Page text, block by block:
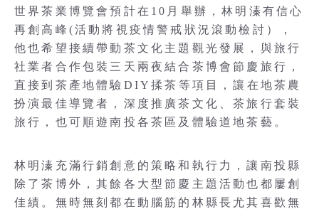
世界茶業博覽會預計在10月舉辦，林明溱有信心
再創高峰(活動將視疫情警戒狀況滾動檢討），
他也希望接續帶動茶文化主題觀光發展，與旅行
社業者合作包裝三天兩夜結合茶博會節慶旅行，
直接到茶產地體驗DIY揉茶等項目，讓在地茶農
扮演最佳導覽者，深度推廣茶文化、茶旅行套裝
旅行，也可順遊南投各茶區及體驗道地茶藝。
林明溱充滿行銷創意的策略和執行力，讓南投縣
除了茶博外，其餘各大型節慶主題活動也都屢創
佳績。無時無刻都在動腦筋的林縣長尤其喜歡無